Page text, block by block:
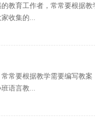
教育工作者，常常要根据
收集的...
常要根据教学需要编写教
语言教...